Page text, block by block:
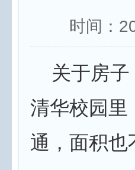
时间：
关于房子
清华校园里
通，面积也